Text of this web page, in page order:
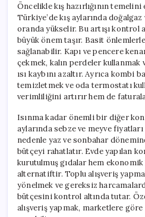
Öncelikle kış hazırlığının
Türkiye’de kış aylarında
oranda yükselir. Bu artışı kontrol
büyük önem taşır. Basit
sağlanabilir. Kapı ve pencere
çekmek, kalın perdeler kullanmak
ısı kaybını azaltır. Ayrıca kombi
temizletmek ve oda termostatı
verimliliğini artırır hem de
Isınma kadar önemli bir diğer
aylarında sebze ve meyve
nedenle yaz ve sonbahar
bütçeyi rahatlatır. Evde yapılan
kurutulmuş gıdalar hem ekonomik
alternatiftir. Toplu alışveriş
yönelmek ve gereksiz
bütçesini kontrol altında tutar.
alışveriş yapmak, marketlere